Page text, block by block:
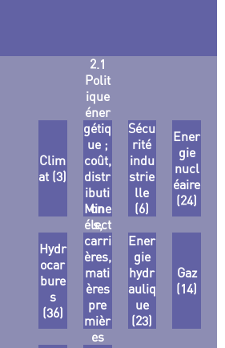
Clim
at (3)
2.1
Polit
ique
éner
gétiq
ue ;
coût,
distr
ibuti
on
élect
riqu
e
(81)
Sécu
rité
indu
strie
lle
(6)
Ener
gie
nucl
éaire
(24)
Hydr
ocar
bure
s
(36)
Mine
s,
carri
ères,
mati
ères
pre
mièr
es
Ener
gie
hydr
auliq
ue
(23)
Gaz
(14)